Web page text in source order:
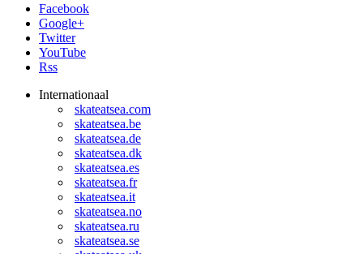
Facebook
Google+
Twitter
YouTube
Rss
Internationaal
skateatsea.com
skateatsea.be
skateatsea.de
skateatsea.dk
skateatsea.es
skateatsea.fr
skateatsea.it
skateatsea.no
skateatsea.ru
skateatsea.se